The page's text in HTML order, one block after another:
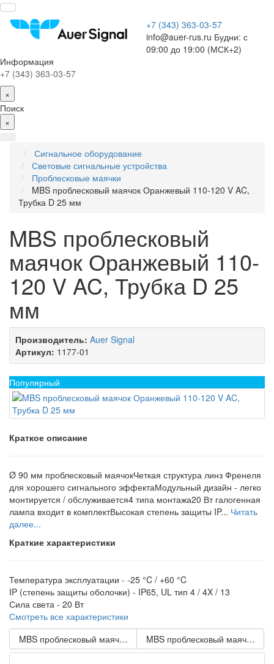
+7 (343) 363-03-57
info@auer-rus.ru Будни: с
09:00 до 19:00 (МСК+2)
Информация
+7 (343) 363-03-57
×
Поиск
×
Сигнальное оборудование
Световые сигнальные устройства
Проблесковые маячки
MBS проблесковый маячок Оранжевый 110-120 V AC,
Трубка D 25 мм
MBS проблесковый
маячок Оранжевый 110-
120 V AC, Трубка D 25
мм
Производитель: Auer Signal
Артикул: 1177-01
Популярный
Краткое описание
Ø 90 мм проблесковый маячокЧеткая структура линз Френеля
для хорошего сигнального эффектаМодульный дизайн - легко
монтируется / обслуживается4 типа монтажа20 Вт галогенная
лампа входит в комплектВысокая степень защиты IP... Читать
далее...
Краткие характеристики
Температура эксплуатации - -25 °C / +60 °C
IP (степень защиты оболочки) - IP65, UL тип 4 / 4X / 13
Сила света - 20 Вт
Смотреть все характеристики
MBS проблесковый маячок Оранжевый Трубка NPT 1/2, 24 V
MBS проблесковый маячок